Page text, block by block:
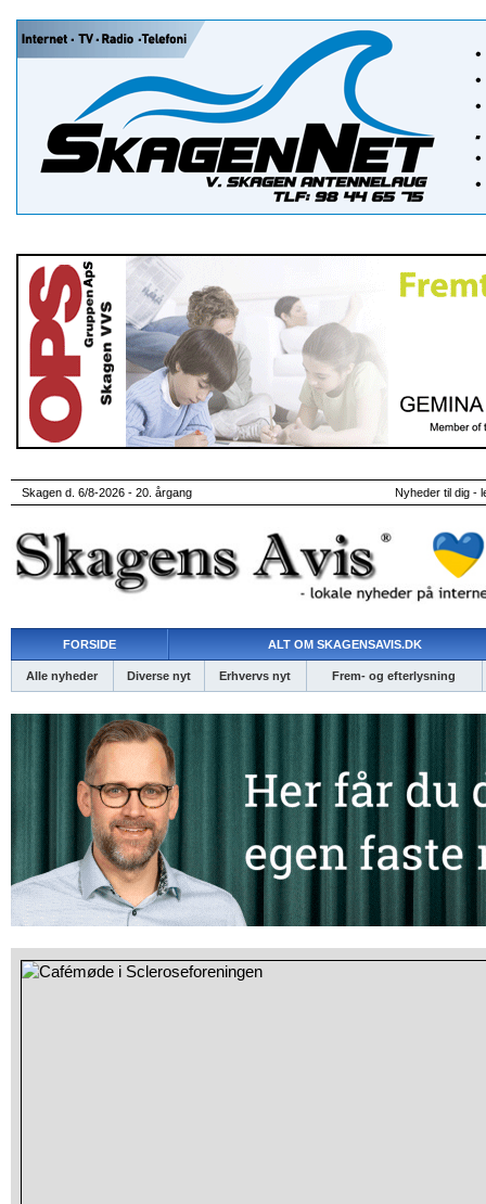
Skagen d. 6/8-2026 - 20. årgang Nyheder til dig -
FORSIDE ALT OM SKAGENSAVIS.DK
Alle nyheder Diverse nyt Erhvervs nyt Frem- og efterlysning